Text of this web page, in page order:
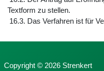
Textform zu stellen.
16.3. Das Verfahren ist für
Copyright © 2026 Strenkert